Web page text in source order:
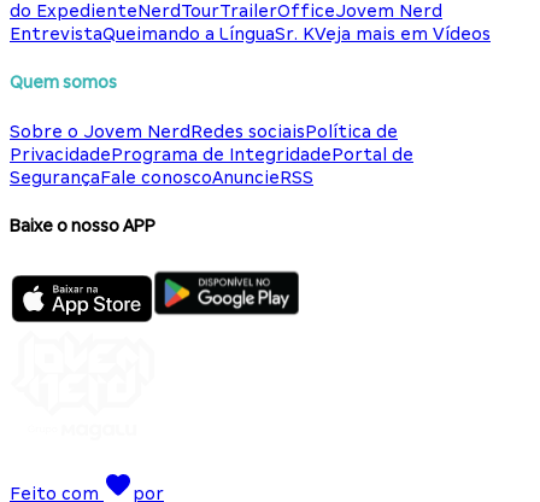
do ExpedienteNerdTourTrailerOfficeJovem Nerd
EntrevistaQueimando a LínguaSr. KVeja mais em Vídeos
Quem somos
Sobre o Jovem NerdRedes sociaisPolítica de
PrivacidadePrograma de IntegridadePortal de
SegurançaFale conoscoAnuncieRSS
Baixe o nosso APP
Feito com por